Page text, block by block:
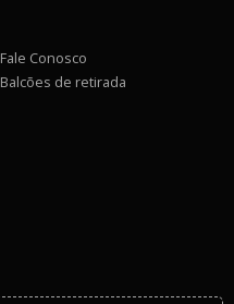
Fale Conosco
Balcões de retirada